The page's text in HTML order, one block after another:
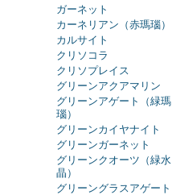
ガーネット
カーネリアン（赤瑪瑙）
カルサイト
クリソコラ
クリソプレイス
グリーンアクアマリン
グリーンアゲート（緑瑪
瑙）
グリーンカイヤナイト
グリーンガーネット
グリーンクオーツ（緑水
晶）
グリーングラスアゲート